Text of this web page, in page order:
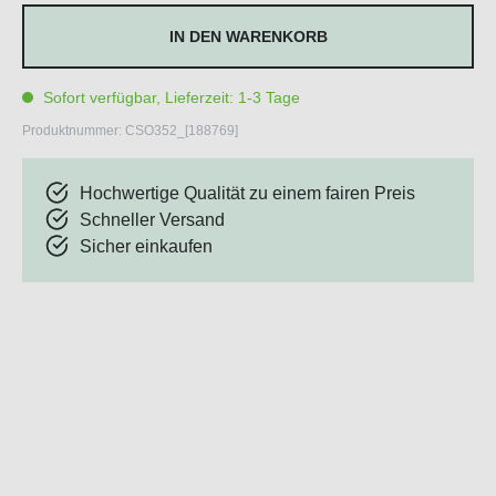
IN DEN WARENKORB
Sofort verfügbar, Lieferzeit: 1-3 Tage
Produktnummer: CSO352_[188769]
Hochwertige Qualität zu einem fairen Preis
Schneller Versand
Sicher einkaufen